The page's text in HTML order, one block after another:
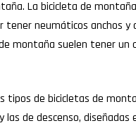
La bicicleta de
tener neumáticos anchos
montaña suelen tener
tipos de bicicletas de
las de descenso,